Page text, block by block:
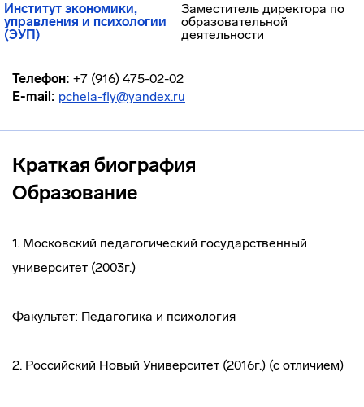
Институт экономики,
управления и психологии
(ЭУП)
Заместитель директора по
образовательной
деятельности
Телефон: +7 (916) 475-02-02
E-mail: pchela-fly@yandex.ru
Краткая биография
Образование
1. Московский педагогический государственный
университет (2003г.)
Факультет: Педагогика и психология
2. Российский Новый Университет (2016г.) (с отличием)